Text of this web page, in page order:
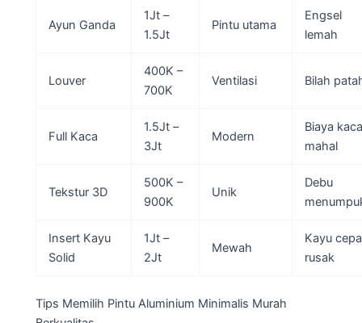
Ayun Ganda
1Jt –
1.5Jt
Pintu utama
Engsel
lemah
Louver
400K –
700K
Ventilasi Bilah
Full Kaca
1.5Jt –
3Jt
Modern
Biaya kaca
mahal
Tekstur 3D
500K –
900K
Unik
Debu
Insert Kayu
Solid
1Jt –
2Jt
Mewah
Kayu
rusak
Tips Memilih Pintu Aluminium Minimalis Murah